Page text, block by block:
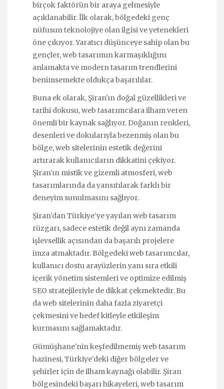
birçok faktörün bir araya gelmesiyle
açıklanabilir. İlk olarak, bölgedeki genç
nüfusun teknolojiye olan ilgisi ve yetenekleri
öne çıkıyor. Yaratıcı düşünceye sahip olan bu
gençler, web tasarımın karmaşıklığını
anlamakta ve modern tasarım trendlerini
benimsemekte oldukça başarılılar.
Buna ek olarak, Şiran'ın doğal güzellikleri ve
tarihi dokusu, web tasarımcılara ilham veren
önemli bir kaynak sağlıyor. Doğanın renkleri,
desenleri ve dokularıyla bezenmiş olan bu
bölge, web sitelerinin estetik değerini
artırarak kullanıcıların dikkatini çekiyor.
Şiran'ın mistik ve gizemli atmosferi, web
tasarımlarında da yansıtılarak farklı bir
deneyim sunulmasını sağlıyor.
Şiran'dan Türkiye'ye yayılan web tasarım
rüzgarı, sadece estetik değil aynı zamanda
işlevsellik açısından da başarılı projelere
imza atmaktadır. Bölgedeki web tasarımcılar,
kullanıcı dostu arayüzlerin yanı sıra etkili
içerik yönetim sistemleri ve optimize edilmiş
SEO stratejileriyle de dikkat çekmektedir. Bu
da web sitelerinin daha fazla ziyaretçi
çekmesini ve hedef kitleyle etkileşim
kurmasını sağlamaktadır.
Gümüşhane'nin keşfedilmemiş web tasarım
hazinesi, Türkiye'deki diğer bölgeler ve
şehirler için de ilham kaynağı olabilir. Şiran
bölgesindeki başarı hikayeleri, web tasarım